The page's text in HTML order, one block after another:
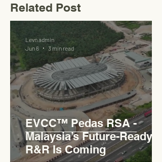
Related Post
EVCC™ Pedas RSA -
Malaysia’s Future-Ready
R&R Is Coming
Levn admin
Jun 6
3 min read